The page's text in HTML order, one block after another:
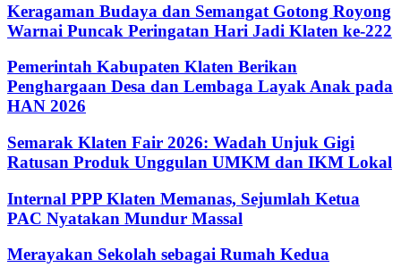
Keragaman Budaya dan Semangat Gotong Royong
Warnai Puncak Peringatan Hari Jadi Klaten ke-222
Pemerintah Kabupaten Klaten Berikan
Penghargaan Desa dan Lembaga Layak Anak pada
HAN 2026
Semarak Klaten Fair 2026: Wadah Unjuk Gigi
Ratusan Produk Unggulan UMKM dan IKM Lokal
Internal PPP Klaten Memanas, Sejumlah Ketua
PAC Nyatakan Mundur Massal
Merayakan Sekolah sebagai Rumah Kedua